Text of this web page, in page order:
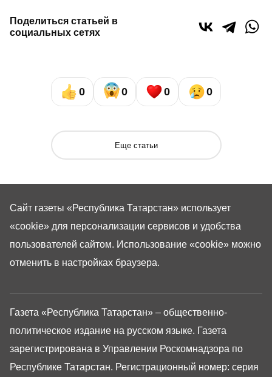
Поделиться статьей в
социальных сетях
0 0 0 0
Еще статьи
Газета «Республика Татарстан» – общественно-
политическое издание на русском языке. Газета
зарегистрирована в Управлении Роскомнадзора по
Республике Татарстан. Регистрационный номер: серия
Сайт газеты «Республика Татарстан» использует
«cookie» для персонализации сервисов и удобства
пользователей сайтом. Использование «cookie» можно
отменить в настройках браузера.